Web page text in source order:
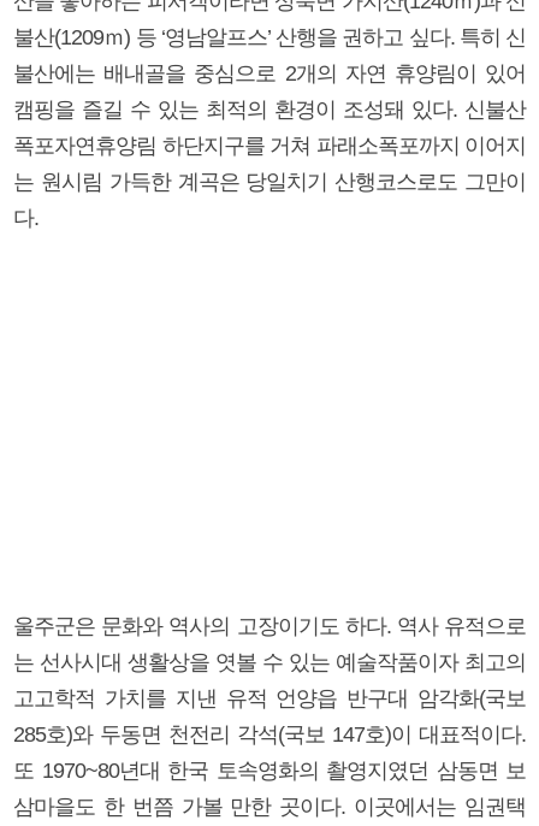
불산(1209ｍ) 등 ‘영남알프스’ 산행을 권하고 싶다. 특히 신
불산에는 배내골을 중심으로 2개의 자연 휴양림이 있어
캠핑을 즐길 수 있는 최적의 환경이 조성돼 있다. 신불산
폭포자연휴양림 하단지구를 거쳐 파래소폭포까지 이어지
는 원시림 가득한 계곡은 당일치기 산행코스로도 그만이
다.
울주군은 문화와 역사의 고장이기도 하다. 역사 유적으로
는 선사시대 생활상을 엿볼 수 있는 예술작품이자 최고의
고고학적 가치를 지낸 유적 언양읍 반구대 암각화(국보
285호)와 두동면 천전리 각석(국보 147호)이 대표적이다.
또 1970~80년대 한국 토속영화의 촬영지였던 삼동면 보
삼마을도 한 번쯤 가볼 만한 곳이다. 이곳에서는 임권택